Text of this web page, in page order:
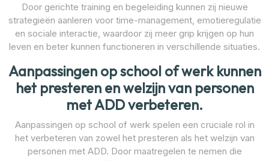
Door gerichte training en begeleiding kunnen zij nieuwe
strategieën aanleren voor time-management, emotieregulatie
en sociale interactie, waardoor zij meer grip krijgen op hun
leven en beter kunnen functioneren in verschillende situaties.
Aanpassingen op school of werk kunnen
het presteren en welzijn van personen
met ADD verbeteren.
Aanpassingen op school of werk spelen een cruciale rol in
het verbeteren van zowel het presteren als het welzijn van
personen met ADD. Door maatregelen te nemen die